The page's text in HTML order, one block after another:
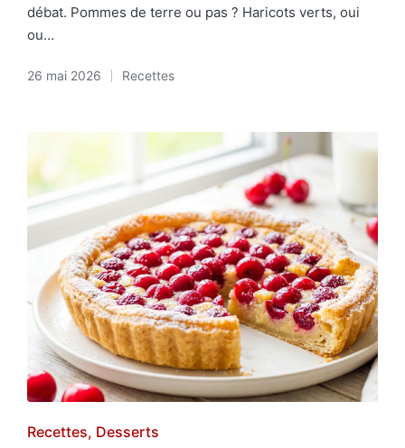
débat. Pommes de terre ou pas ? Haricots verts, oui
ou…
26 mai 2026
Posted
Recettes
Posted
Recettes Desserts